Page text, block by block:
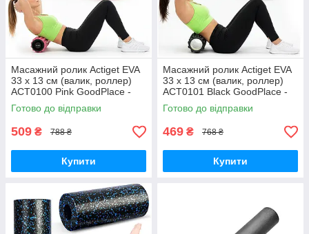
Масажний ролик Actiget EVA
33 x 13 см (валик, роллер)
ACT0100 Pink GoodPlace -
worry-free-shopping-
Готово до відправки
509 ₴ 788 ₴
Купити
Масажний ролик Actiget EVA
33 x 13 см (валик, роллер)
ACT0101 Black GoodPlace -
worry-free-shopping-
Готово до відправки
469 ₴ 768 ₴
Купити